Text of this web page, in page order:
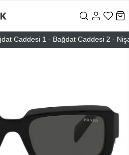
1 - Bağdat Caddesi 2 -